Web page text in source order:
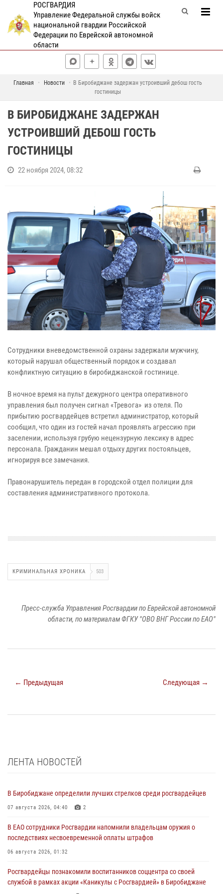
РОСГВАРДИЯ
Управление Федеральной службы войск
национальной гвардии Российской
Федерации по Еврейской автономной
области
Главная Новости
В Биробиджане задержан устроивший дебош гость
гостиницы
В БИРОБИДЖАНЕ ЗАДЕРЖАН
УСТРОИВШИЙ ДЕБОШ ГОСТЬ
ГОСТИНИЦЫ
22 ноября 2024, 08:32
Сотрудники вневедомственной охраны задержали мужчину,
который нарушал общественный порядок и создавал
конфликтную ситуацию в биробиджанской гостинице.
В ночное время на пульт дежурного центра оперативного
управления был получен сигнал «Тревога» из отеля. По
прибытию росгвардейцев встретил администратор, который
сообщил, что один из гостей начал проявлять агрессию при
заселении, используя грубую нецензурную лексику в адрес
персонала. Гражданин мешал отдыху других постояльцев,
игнорируя все замечания.
Правонарушитель передан в городской отдел полиции для
составления административного протокола.
КРИМИНАЛЬНАЯ ХРОНИКА 503
Пресс-служба Управления Росгвардии по Еврейской автономной
области, по материалам ФГКУ "ОВО ВНГ России по ЕАО"
← Предыдущая Следующая →
ЛЕНТА НОВОСТЕЙ
В Биробиджане определили лучших стрелков среди росгвардейцев
07 августа 2026, 04:40 2
В ЕАО сотрудники Росгвардии напомнили владельцам оружия о
последствиях несвоевременной оплаты штрафов
06 августа 2026, 01:32
Росгвардейцы познакомили воспитанников соццентра со своей
службой в рамках акции «Каникулы с Росгвардией» в Биробиджане